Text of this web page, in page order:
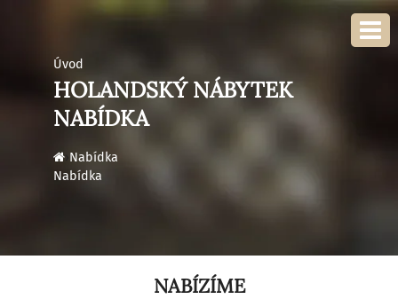
Úvod
HOLANDSKÝ NÁBYTEK
NABÍDKA
Nabídka
Nabídka
NABÍZÍME